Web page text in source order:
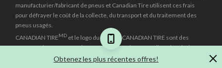
Obtenez les plus récentes offres!
manufacturier/fabricant de pneus et Canadian Tire utilisent ces frais
pour défrayer le coût de la collecte, du transport et du traitement des
pneus usagés.
CANADIAN TIREMD et le logo du triangle CANADIAN TIRE sont des
marques de commerce déposées de la Société Canadian Tire Limitée.